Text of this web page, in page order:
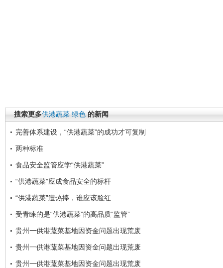
搜索更多供港蔬菜 绿色 的新闻
完善体系建设，“供港蔬菜”的成功才可复制
两种标准
食品安全监管应学“供港蔬菜”
“供港蔬菜”应成食品安全的标杆
“供港蔬菜”遭热捧，谁应该脸红
受青睐的是“供港蔬菜”的高品质“监管”
贵州一供港蔬菜基地因资金问题出现荒废
贵州一供港蔬菜基地因资金问题出现荒废
贵州一供港蔬菜基地因资金问题出现荒废